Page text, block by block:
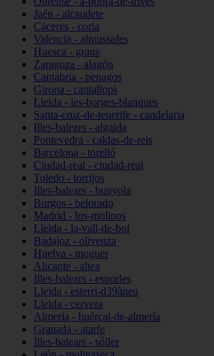
Jaén - alcaudete
Cáceres - coria
Valencia - almussafes
Huesca - graus
Zaragoza - alagón
Cantabria - penagos
Girona - cantallops
Lleida - les-borges-blanques
Santa-cruz-de-tenerife - candelaria
Illes-balears - algaida
Pontevedra - caldas-de-reis
Barcelona - torelló
Ciudad-real - ciudad-real
Toledo - torrijos
Illes-balears - bunyola
Burgos - belorado
Madrid - los-molinos
Lleida - la-vall-de-boí
Badajoz - olivenza
Huelva - moguer
Alicante - altea
Illes-balears - esporles
Lleida - esterri-d39àneu
Lleida - cervera
Almería - huércal-de-almería
Granada - atarfe
Illes-balears - sóller